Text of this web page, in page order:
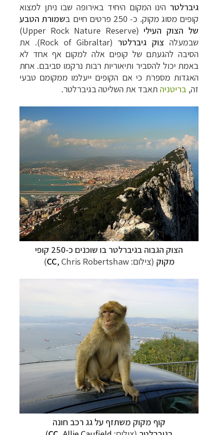
גיברלטר הינו המקום היחיד באירופה שבו ניתן למצוא
קופים מסוג מקוק. כ- 250 פרטים חיים ב
שמורת הטבע
של הצוק העילי (
Upper Rock Nature Reserve
)
שבמעלהצוק גיברלטר (
Rock of Gibraltar). את
הסיבה להגעתם של קופים אלה למקום אף אחד לא
באמת יכול להסביר ותיאוריות רבות נרקמו סביבם. אחת
האגדות מספרת כי אם הקופים ייעלמו ממקומם טבעי
זה, בריטניה תאבד את השליטה בגיברלטר.
הצוק הגבוה בגיברלטר בו שוכנים כ-250 קופי
מקוק (צילום: CC, Chris Robertshaw
)
קוף מקוק משתזף על גג רכב חונה